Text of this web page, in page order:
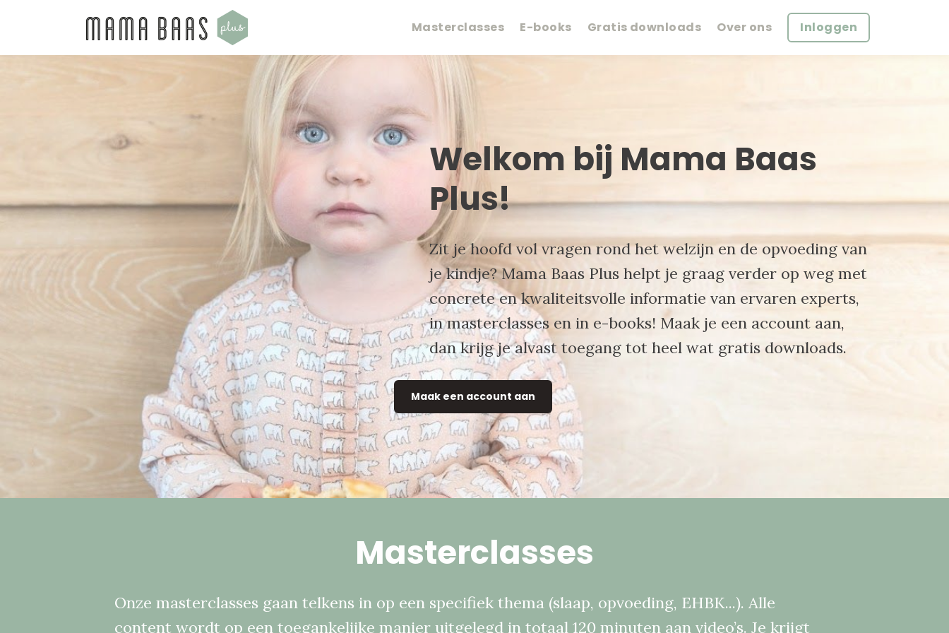
Masterclasses E-books Gratis downloads Over ons Inloggen
Welkom bij Mama Baas
Plus!
Zit je hoofd vol vragen rond het welzijn en de opvoeding van
je kindje? Mama Baas Plus helpt je graag verder op weg met
concrete en kwaliteitsvolle informatie van ervaren experts,
in masterclasses en in e-books! Maak je een account aan,
dan krijg je alvast toegang tot heel wat gratis downloads.
Maak een account aan
Masterclasses
Onze masterclasses gaan telkens in op een specifiek thema (slaap, opvoeding, EHBK...). Alle
content wordt op een toegankelijke manier uitgelegd in totaal 120 minuten aan video’s. Je krijgt